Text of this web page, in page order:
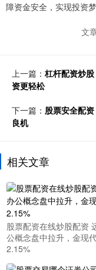
障资金安全，实现投资梦
文
上一篇： 杠杆配资炒
资更轻松
下一篇： 股票安全配
良机
相关文章
股票配资在线炒股配资
公概念盘中拉升，金现
2.15%